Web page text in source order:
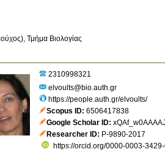
Τμήμα Βιολογίας
2310998321
elvoults@bio.auth.gr
https://people.auth.gr/elvoults/
Scopus ID 6506417838
Google Scholar ID
Researcher ID P-9890-2017
https://orcid.org/0000-0003-